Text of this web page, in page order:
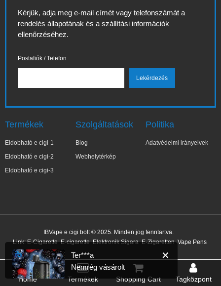
Kérjük, adja meg e-mail címét vagy telefonszámát a
rendelés állapotának és a szállítási információk
ellenőrzéséhez.
Postafiók / Telefon
Termékek
Eldobható e cigi-1
Eldobható e cigi-2
Eldobható e cigi-3
Szolgáltatások
Blog
Webhelytérkép
Politika
Adatvédelmi irányelvek
IBVape e cigi bolt © 2025. Minden jog fenntartva.
Link: E-Cigarette E-cigarette Elektronik Sigara E-Zigaretten Vape Pens
Home Termékek Shopping Cart Tagközpont
Nemrég vásárolt
17 perccel ezelőtt